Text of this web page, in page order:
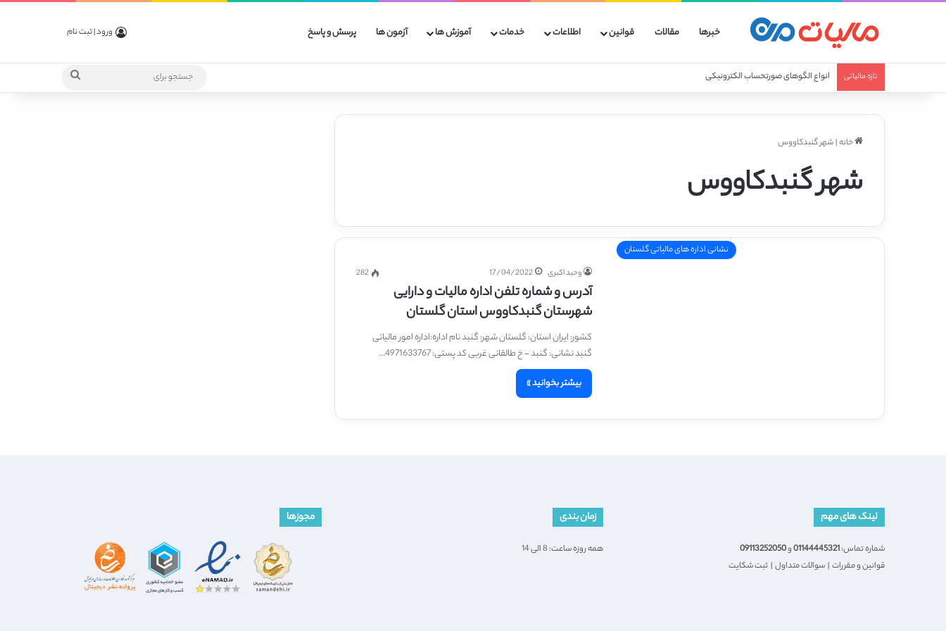
خبرها مقالات قوانین اطلاعات خدمات آموزش ها آزمون ها پرسش و پاسخ ورود | ثبت نام
تازه مالیاتی انواع الگوهای صورتحساب الکترونیکی
جستجو
خانه|شهر گنبدکاووس
شهر گنبدکاووس
نشانی اداره های مالیاتی گلستان
وحید اکبری 17/04/2022
282
آدرس و شماره تلفن اداره مالیات و دارایی
شهرستان گنبدکاووس استان گلستان
کشور: ایران استان: گلستان شهر: گنبد نام اداره:اداره امور مالیاتی
گنبد نشانی: گنبد – خ طالقانی غربی کد پستی: 4971633767…
بیشتر بخوانید »
لینک های مهم
شماره تماس:01144445321و09113252050
قوانین و مقررات | سوالات متداول | ثبت شکایت
زمان بندی
همه روزه ساعت: 8 الی 14
مجوزها